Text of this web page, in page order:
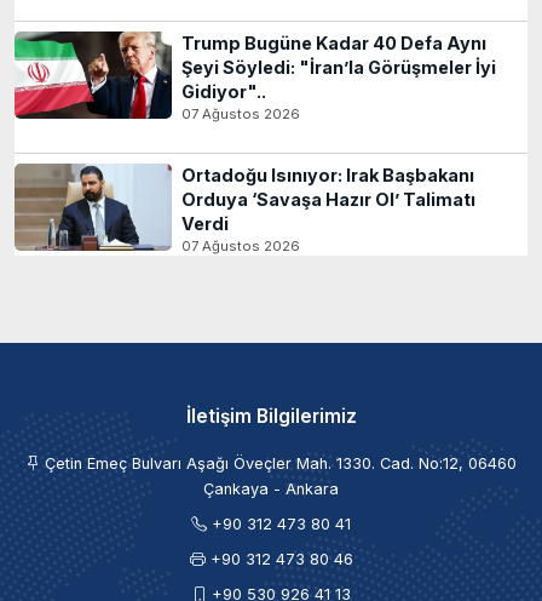
Trump Bugüne Kadar 40 Defa Aynı
Şeyi Söyledi: "İran’la Görüşmeler İyi
Gidiyor"..
07 Ağustos 2026
Ortadoğu Isınıyor: Irak Başbakanı
Orduya ‘Savaşa Hazır Ol’ Talimatı
Verdi
07 Ağustos 2026
İletişim Bilgilerimiz
Çetin Emeç Bulvarı Aşağı Öveçler Mah. 1330. Cad. No:12, 06460
Çankaya - Ankara
+90 312 473 80 41
+90 312 473 80 46
+90 530 926 41 13